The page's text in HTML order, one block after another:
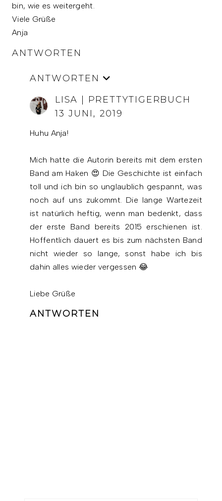
bin, wie es weitergeht.
Viele Grüße
Anja
ANTWORTEN
ANTWORTEN
LISA | PRETTYTIGERBUCH
13 JUNI, 2019
Huhu Anja!
Mich hatte die Autorin bereits mit dem ersten
Band am Haken 😍 Die Geschichte ist einfach
toll und ich bin so unglaublich gespannt, was
noch auf uns zukommt. Die lange Wartezeit
ist natürlich heftig, wenn man bedenkt, dass
der erste Band bereits 2015 erschienen ist.
Hoffentlich dauert es bis zum nächsten Band
nicht wieder so lange, sonst habe ich bis
dahin alles wieder vergessen 😂
Liebe Grüße
ANTWORTEN